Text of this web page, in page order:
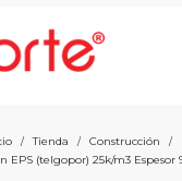
/ Tienda / Construcción /
EPS (telgopor) 25k/m3 Espesor